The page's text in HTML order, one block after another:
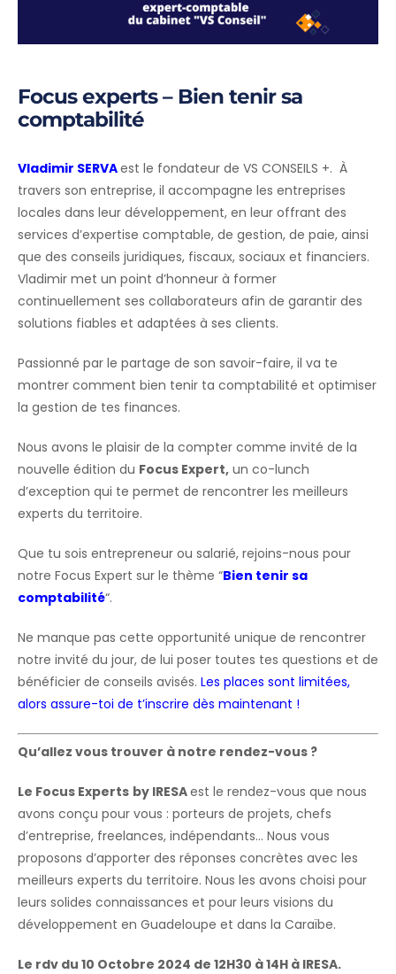
Focus experts – Bien tenir sa
comptabilité
Vladimir SERVAest le fondateur de VS CONSEILS +. À
travers son entreprise, il accompagne les entreprises
locales dans leur développement, en leur offrant des
services d’expertise comptable, de gestion, de paie, ainsi
que des conseils juridiques, fiscaux, sociaux et financiers.
Vladimir met un point d’honneur à former
continuellement ses collaborateurs afin de garantir des
solutions fiables et adaptées à ses clients.
Passionné par le partage de son savoir-faire, il va te
montrer comment bien tenir ta comptabilité et optimiser
la gestion de tes finances.
Nous avons le plaisir de la compter comme invité de la
nouvelle édition du Focus Expert, un co-lunch
d’exception qui te permet de rencontrer les meilleurs
experts du territoire.
Que tu sois entrepreneur ou salarié, rejoins-nous pour
notre Focus Expert sur le thème “Bien tenir sa
comptabilité“.
Ne manque pas cette opportunité unique de rencontrer
notre invité du jour, de lui poser toutes tes questions et de
bénéficier de conseils avisés. Les places sont limitées,
alors assure-toi de t’inscrire dès maintenant !
Qu’allez vous trouver à notre rendez-vous ?
Le Focus Experts by IRESAest le rendez-vous que nous
avons conçu pour vous : porteurs de projets, chefs
d’entreprise, freelances, indépendants… Nous vous
proposons d’apporter des réponses concrètes avec les
meilleurs experts du territoire. Nous les avons choisi pour
leurs solides connaissances et pour leurs visions du
développement en Guadeloupe et dans la Caraïbe.
Le rdv du 10 Octobre 2024 de 12H30 à 14H à IRESA.